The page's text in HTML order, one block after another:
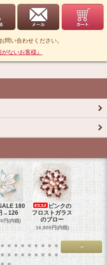
問い合わせください。
ないお客様』
180
→126
円(内税)
ピンクの
フロストガラス
のブロー
16,800円(内税)
トリファ
17,800円(
>